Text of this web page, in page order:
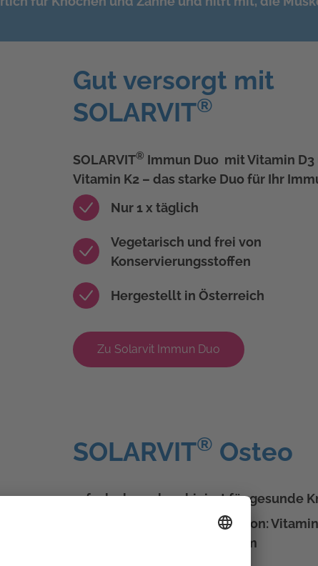
Gut versorgt mit
SOLARVIT®
SOLARVIT® Immun Duo mit Vitamin D3
Vitamin K2 – das starke Duo für Ihr
Nur 1 x täglich
Vegetarisch und frei von
Konservierungsstoffen
Hergestellt in Österreich
Zu Solarvit Immun Duo
SOLARVIT® Osteo
3-fach clever kombiniert für gesunde
Einzigartige Kombination:
Vitamin K2 und Kalzium